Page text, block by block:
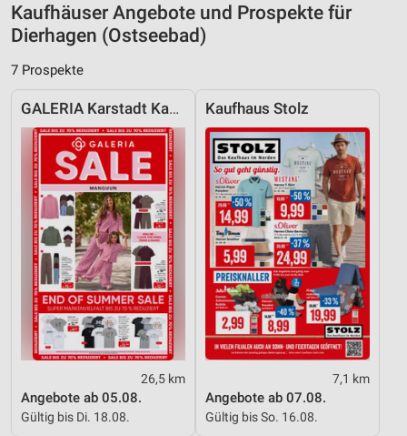
Kaufhäuser Angebote und Prospekte für
Dierhagen (Ostseebad)
7 Prospekte
GALERIA Karstadt Kaufhof
26,5 km
Angebote ab 05.08.
Gültig bis Di. 18.08.
Kaufhaus Stolz
7,1 km
Angebote ab 07.08.
Gültig bis So. 16.08.
Messung der Performance von Inhalten
Analyse von Zielgruppen durch Statistiken oder
Kombinationen von Daten aus verschiedenen
Quellen
Entwicklung und Verbesserung der Angebote
Verwendung reduzierter Daten zur Auswahl von
Inhalten
IAB-Besonderheiten:
Verwendung genauer Standortdaten
Geräte anhand von aktiv angeforderten
Informationen identifizieren
Nicht-IAB-Verarbeitungszwecke:
Notwendig
Funktional